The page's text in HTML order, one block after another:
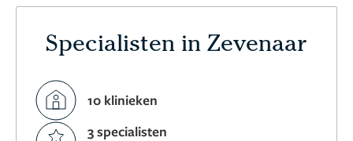
Specialisten in Zevenaar
10 klinieken
3 specialisten